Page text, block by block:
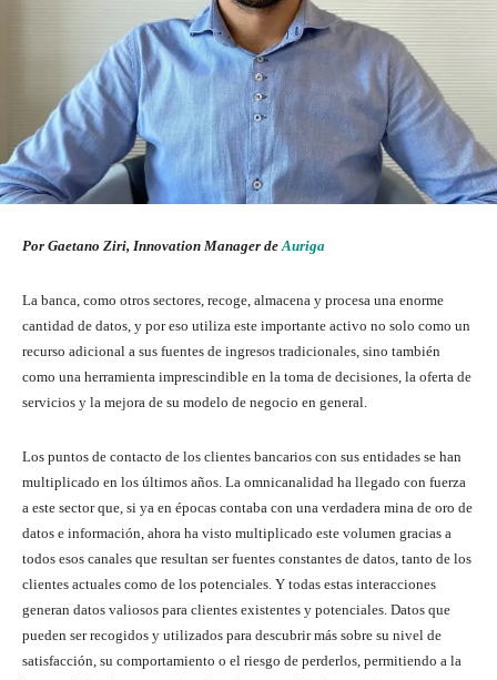
Por Gaetano Ziri, Innovation Manager deAuriga
La banca, como otros sectores, recoge, almacena y procesa una enorme
cantidad de datos, y por eso utiliza este importante activo no solo como un
recurso adicional a sus fuentes de ingresos tradicionales, sino también
como una herramienta imprescindible en la toma de decisiones, la oferta de
servicios y la mejora de su modelo de negocio en general.
Los puntos de contacto de los clientes bancarios con sus entidades se han
multiplicado en los últimos años. La omnicanalidad ha llegado con fuerza
a este sector que, si ya en épocas contaba con una verdadera mina de oro de
datos e información, ahora ha visto multiplicado este volumen gracias a
todos esos canales que resultan ser fuentes constantes de datos, tanto de los
clientes actuales como de los potenciales. Y todas estas interacciones
generan datos valiosos para clientes existentes y potenciales. Datos que
pueden ser recogidos y utilizados para descubrir más sobre su nivel de
satisfacción, su comportamiento o el riesgo de perderlos, permitiendo a la